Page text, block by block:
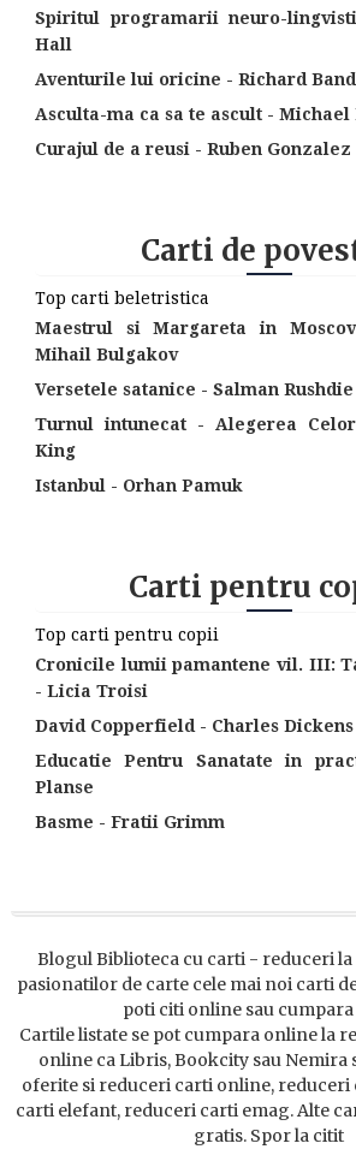
Spiritul programarii neuro-
Hall
Aventurile lui oricine - Richard
Asculta-ma ca sa te ascult - Michael
Curajul de a reusi - Ruben Gonzalez
Carti de
Top carti beletristica
Maestrul si Margareta in
Mihail Bulgakov
Versetele satanice - Salman Rushdie
Turnul intunecat - Alegerea
King
Istanbul - Orhan Pamuk
Carti pentru
Top carti pentru copii
Cronicile lumii pamantene vil. III:
- Licia Troisi
David Copperfield - Charles Dickens
Educatie Pentru Sanatate in
Planse
Basme - Fratii Grimm
Blogul Biblioteca cu carti - reduceri
pasionatilor de carte cele mai noi carti
poti citi online sau
Cartile listate se pot cumpara online la
online ca Libris, Bookcity sau Nemira
oferite si reduceri carti online,
carti elefant, reduceri carti emag. Alte
gratis. Spor la citit